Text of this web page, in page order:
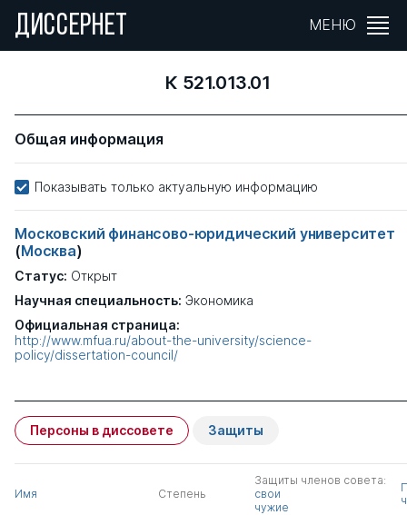
ДИССЕРНЕТ МЕНЮ
К 521.013.01
Общая информация
Показывать только актуальную информацию
Московский финансово-юридический университет
(Москва)
Статус: Открыт
Научная специальность: Экономика
Официальная страница:
http://www.mfua.ru/about-the-university/science-
policy/dissertation-council/
Персоны в диссовете Защиты
Имя Степень
Защиты членов совета:
свои
чужие